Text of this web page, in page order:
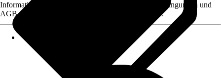
Informationen des Verkäufers, wie z. B. Rückgabebedingungen und
AGB, finden Sie bei Klick auf den Verkäufernamen.